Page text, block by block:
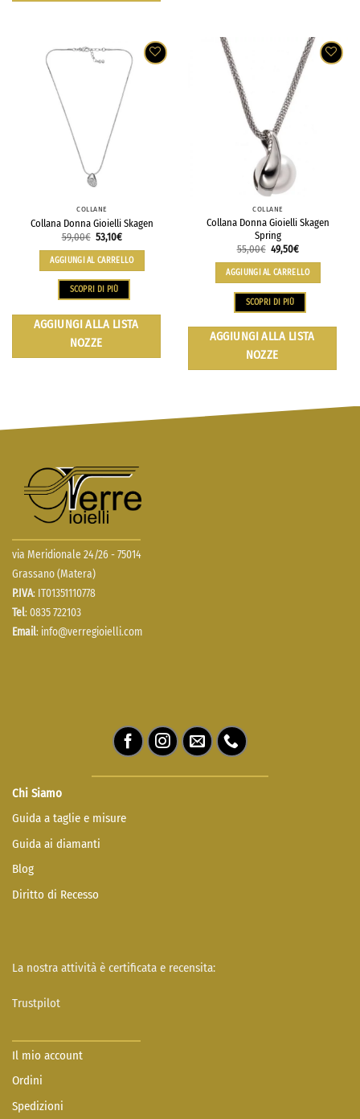
COLLANE
Collana Donna Gioielli Skagen
59,00€ 53,10€
AGGIUNGI AL CARRELLO
SCOPRI DI PIÙ
AGGIUNGI ALLA LISTA
NOZZE
COLLANE
Collana Donna Gioielli Skagen
Spring
55,00€ 49,50€
AGGIUNGI AL CARRELLO
SCOPRI DI PIÙ
AGGIUNGI ALLA LISTA
NOZZE
via Meridionale 24/26 - 75014
Grassano (Matera)
P.IVA: IT01351110778
Tel: 0835 722103
Email: info@verregioielli.com
Chi Siamo
Guida a taglie e misure
Guida ai diamanti
Blog
Diritto di Recesso
La nostra attività è certificata e recensita:
Trustpilot
Il mio account
Ordini
Spedizioni